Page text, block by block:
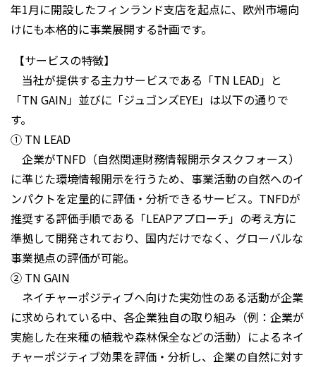
年1月に開設したフィンランド支店を起点に、欧州市場向
けにも本格的に事業展開する計画です。
【サービスの特徴】
当社が提供する主力サービスである「TN LEAD」と
「TN GAIN」並びに「ジュゴンズEYE」は以下の通りで
す。
① TN LEAD
企業がTNFD（自然関連財務情報開示タスクフォース）
に準じた環境情報開示を行うため、事業活動の自然へのイ
ンパクトを定量的に評価・分析できるサービス。TNFDが
推奨する評価手順である「LEAPアプローチ」の考え方に
準拠して開発されており、国内だけでなく、グローバルな
事業拠点の評価が可能。
② TN GAIN
ネイチャーポジティブへ向けた実効性のある活動が企業
に求められている中、各企業独自の取り組み（例：企業が
実施した在来種の植栽や森林保全などの活動）によるネイ
チャーポジティブ効果を評価・分析し、企業の自然に対す